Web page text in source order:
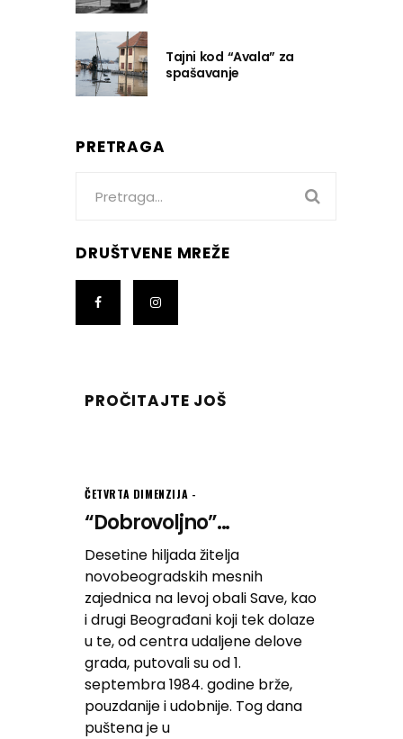
Tajni kod “Avala” za
spašavanje
PRETRAGA
DRUŠTVENE MREŽE
PROČITAJTE JOŠ
ČETVRTA DIMENZIJA
“Dobrovoljno”...
Desetine hiljada žitelja
novobeogradskih mesnih
zajednica na levoj obali Save, kao
i drugi Beograđani koji tek dolaze
u te, od centra udaljene delove
grada, putovali su od 1.
septembra 1984. godine brže,
pouzdanije i udobnije. Tog dana
puštena je u